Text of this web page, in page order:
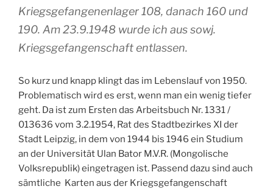
Kriegsgefangenenlager 108, danach 160 und
190. Am 23.9.1948 wurde ich aus sowj.
Kriegsgefangenschaft entlassen.
So kurz und knapp klingt das im Lebenslauf von 1950.
Problematisch wird es erst, wenn man ein wenig tiefer
geht. Da ist zum Ersten das Arbeitsbuch Nr. 1331 /
013636 vom 3.2.1954, Rat des Stadtbezirkes XI der
Stadt Leipzig, in dem von 1944 bis 1946 ein Studium
an der Universität Ulan Bator M.V.R. (Mongolische
Volksrepublik) eingetragen ist. Passend dazu sind auch
sämtliche Karten aus der Kriegsgefangenschaft